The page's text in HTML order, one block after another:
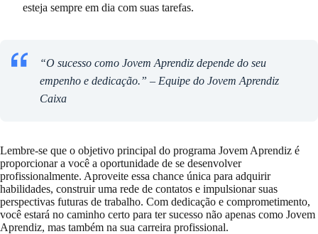
esteja sempre em dia com suas tarefas.
“O sucesso como Jovem Aprendiz depende do seu
empenho e dedicação.” – Equipe do Jovem Aprendiz
Caixa
Lembre-se que o objetivo principal do programa Jovem Aprendiz é
proporcionar a você a oportunidade de se desenvolver
profissionalmente. Aproveite essa chance única para adquirir
habilidades, construir uma rede de contatos e impulsionar suas
perspectivas futuras de trabalho. Com dedicação e comprometimento,
você estará no caminho certo para ter sucesso não apenas como Jovem
Aprendiz, mas também na sua carreira profissional.